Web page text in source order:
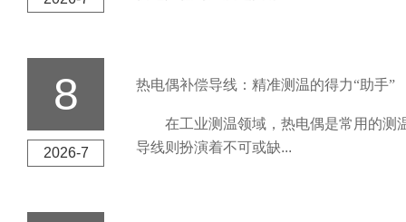
8
2026-7
热电偶补偿导线：精准测温的得力“助手”
在工业测温领域，热电偶是常用的测
导线则扮演着不可或缺...